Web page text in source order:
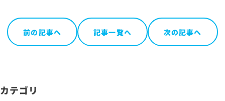
前の記事へ 記事一覧へ 次の記事へ
カテゴリ